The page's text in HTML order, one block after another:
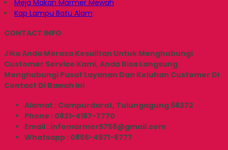
Meja Makan Marmer Mewah
Kap Lampu Batu Alam
CONTACT INFO
Jika Anda Merasa Kesulitan Untuk Menghubungi
Customer Service Kami, Anda Bisa Langsung
Menghubungi Pusat Layanan Dan Keluhan Customer Di
Contact Di Bawah Ini
Alamat : Campurdarat, Tulungagung 66272
Phone : 0821-4167-7770
Email : infomarmer5758@gmail.com
Whatsapp : 0856-4971-8777